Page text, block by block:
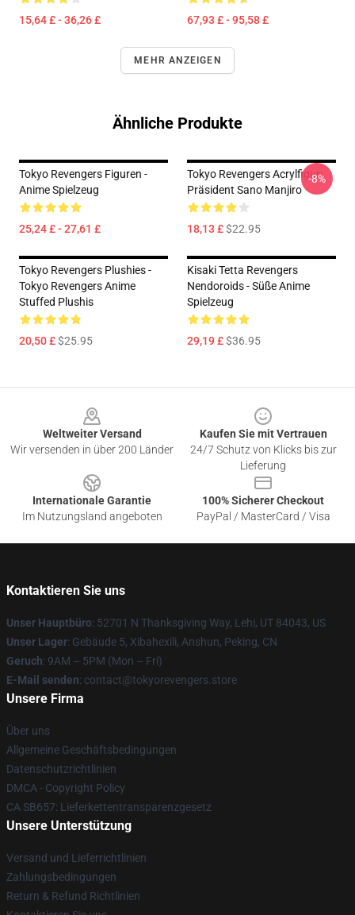
15,64 £ - 36,26 £ 67,93 £ - 95,58 £
MEHR ANZEIGEN
Ähnliche Produkte
Tokyo Revengers Figuren -
Anime Spielzeug
25,24 £ - 27,61 £
Tokyo Revengers Acrylfigur:
Präsident Sano Manjiro
18,13 £$22.95
-8%
Tokyo Revengers Plushies -
Tokyo Revengers Anime
Stuffed Plushis
20,50 £$25.95
Kisaki Tetta Revengers
Nendoroids - Süße Anime
Spielzeug
29,19 £$36.95
Weltweiter Versand
Wir versenden in über 200 Länder
Kaufen Sie mit Vertrauen
24/7 Schutz von Klicks bis zur
Lieferung
Internationale Garantie
Im Nutzungsland angeboten
100% Sicherer Checkout
PayPal / MasterCard / Visa
Kontaktieren Sie uns
Unser Hauptbüro: 52701 N Thanksgiving Way, Lehi, UT 84043, US
Unser Lager: Gebäude 5, Xibahexili, Anshun, Peking, CN
Geruch: 9AM – 5PM (Mon – Fri)
E-Mail senden: contact@tokyorevengers.store
Unsere Firma
Über uns
Allgemeine Geschäftsbedingungen
Datenschutzrichtlinien
DMCA - Copyright Policy
CA SB657: Lieferkettentransparenzgesetz
Unsere Unterstützung
Versand und Lieferrichtlinien
Zahlungsbedingungen
Return & Refund Richtlinien